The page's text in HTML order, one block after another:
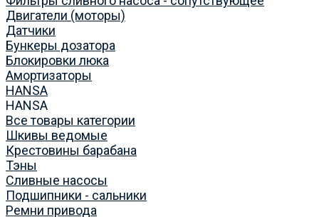
Двигатели (моторы)
Датчики
Бункеры дозатора
Блокировки люка
Амортизаторы
HANSA
HANSA
Все товары категории
Шкивы ведомые
Крестовины барабана
Тэны
Сливные насосы
Подшипники - сальники
Ремни привода